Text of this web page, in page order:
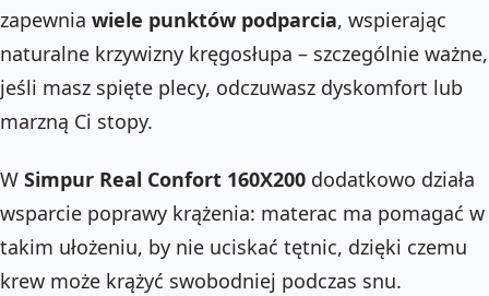
zapewnia wiele punktów podparcia, wspierając
naturalne krzywizny kręgosłupa – szczególnie ważne,
jeśli masz spięte plecy, odczuwasz dyskomfort lub
marzną Ci stopy.
W Simpur Real Confort 160X200 dodatkowo działa
wsparcie poprawy krążenia: materac ma pomagać w
takim ułożeniu, by nie uciskać tętnic, dzięki czemu
krew może krążyć swobodniej podczas snu.